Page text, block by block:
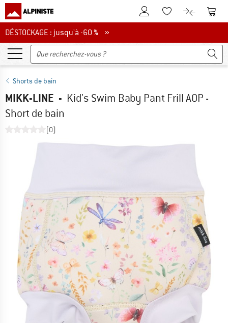
Vers le compte client
Vers la liste
Vers le
DÉSTOCKAGE : jusqu'à -60 %
DÉSTOCKAGE : jusqu'à -60 % »
Shorts de bain
MIKK-LINE - Kid's Swim Baby Pant Frill AOP -
Short de bain
(0)